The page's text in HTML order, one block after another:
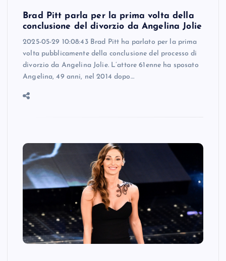
Brad Pitt parla per la prima volta della
conclusione del divorzio da Angelina Jolie
2025-05-29 10:08:43 Brad Pitt ha parlato per la prima
volta pubblicamente della conclusione del processo di
divorzio da Angelina Jolie. L’attore 61enne ha sposato
Angelina, 49 anni, nel 2014 dopo…